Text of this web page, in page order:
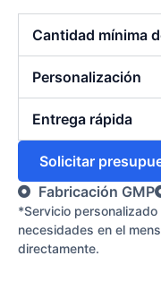
Cantidad mínima
Personalización
Entrega rápida
Solicitar
Fabricación GMP
*Servicio
necesidades en el
directamente.